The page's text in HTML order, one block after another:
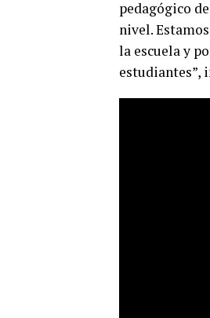
pedagógico
nivel.
la escuela y
estudiantes”,